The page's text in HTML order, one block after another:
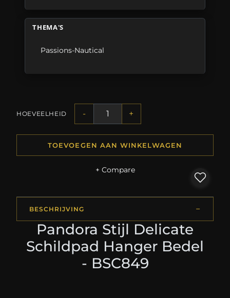
THEMA'S
Passions-Nautical
HOEVEELHEID - +
TOEVOEGEN AAN WINKELWAGEN
+ Compare
BESCHRIJVING
Pandora Stijl Delicate
Schildpad Hanger Bedel
- BSC849